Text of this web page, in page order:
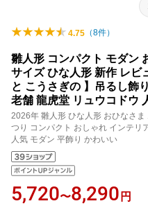
4.75 （8件）
雛人形 コンパクト モダン
サイズ ひな人形 新作 レビ
と こうさぎの 】吊るし飾
老舗 龍虎堂 リュウコドウ
2026年 雛人形 ひな人形 おひなさ
つり コンパクト おしゃれ インテリ
人気 モダン 平飾り かわいい
5,720〜8,290 円